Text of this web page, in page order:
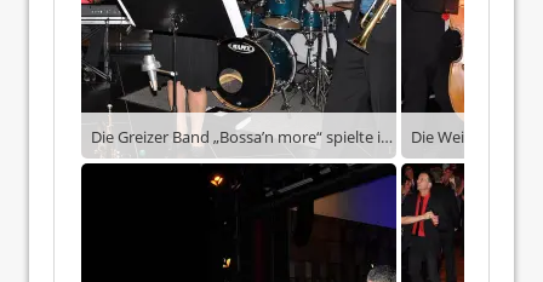
Die Greizer Band „Bossa’n more“ spielte im Foyer der Vogtlandhalle Greiz.